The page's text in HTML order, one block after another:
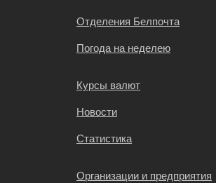
Отделения Белпочта
Погода на неделею
Курсы валют
Новости
Статистика
Организации и предприятия